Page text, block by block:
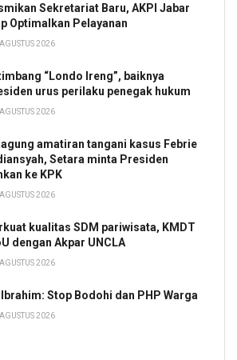
Sekretariat Baru, AKPI Jabar
Optimalkan Pelayanan
2026
“Londo Ireng”, baiknya
urus perilaku penegak hukum
2026
amatiran tangani kasus Febrie
Setara minta Presiden
ke KPK
2026
kualitas SDM pariwisata, KMDT
dengan Akpar UNCLA
2026
Ibrahim: Stop Bodohi dan PHP Warga
2026